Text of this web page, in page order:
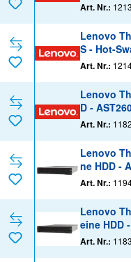
Art. Nr.:
Lenovo
S - Hot-
Art. Nr.:
Lenovo
D -
Art. Nr.:
Lenovo
ne HDD -
Art. Nr.:
Lenovo
eine HDD
Art. Nr.: